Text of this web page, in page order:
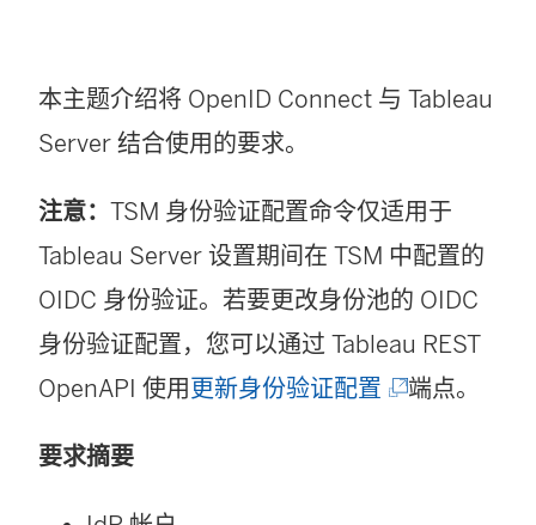
本主题介绍将 OpenID Connect 与 Tableau
Server 结合使用的要求。
注意： TSM 身份验证配置命令仅适用于
Tableau Server 设置期间在 TSM 中配置的
OIDC 身份验证。若要更改身份池的 OIDC
身份验证配置，您可以通过 Tableau REST
OpenAPI 使用更新身份验证配置 (
端点。
要求摘要